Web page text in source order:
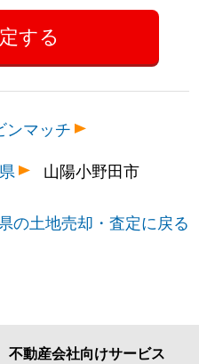
ンマッチ
山陽小野田市
の土地売却・査定に戻る
不動産会社向けサービス